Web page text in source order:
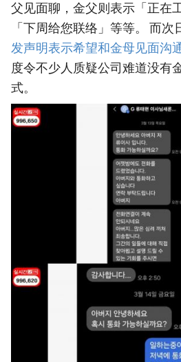
父见面聊，金父则表示「正在
「下周给您联络」等等。 而次
发声明表示希望和金母见面沟
度令不少人质疑公司难道没有
式。